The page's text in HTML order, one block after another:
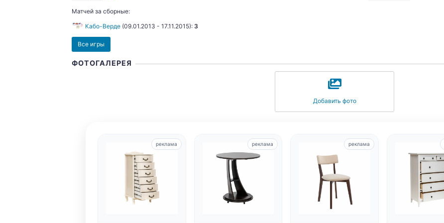
Матчей за сборные:
Кабо-Верде (09.01.2013 - 17.11.2015): 3
Все игры
ФОТОГАЛЕРЕЯ
Добавить фото
реклама реклама реклама